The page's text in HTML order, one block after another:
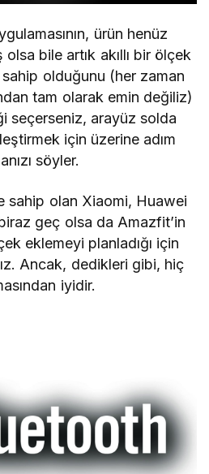
ürün henüz
bile artık akıllı bir ölçek
olduğunu (her zaman
tam olarak emin değiliz)
seçerseniz, arayüz solda
için üzerine adım
söyler.
sahip olan Xiaomi, Huawei
geç olsa da Amazfit’in
eklemeyi planladığı için
Ancak, dedikleri gibi, hiç
iyidir.